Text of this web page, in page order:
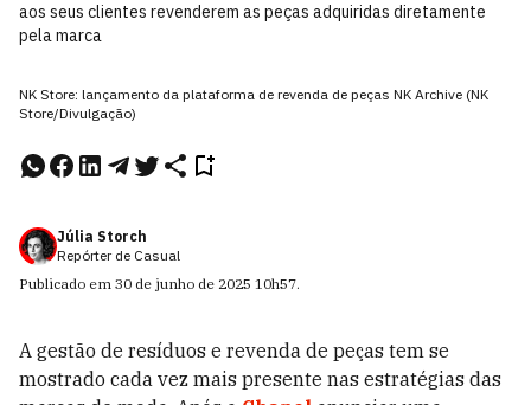
aos seus clientes revenderem as peças adquiridas diretamente
pela marca
NK Store: lançamento da plataforma de revenda de peças NK Archive (NK
Store/Divulgação)
Júlia Storch
Repórter de Casual
Publicado em 30 de junho de 2025 10h57.
A gestão de resíduos e revenda de peças tem se
mostrado cada vez mais presente nas estratégias das